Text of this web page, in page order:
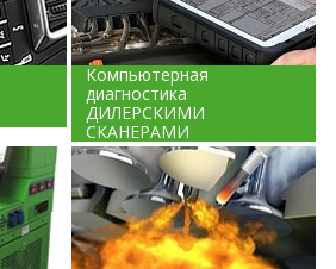
Компьютерная
диагностика
ДИЛЕРСКИМИ
СКАНЕРАМИ